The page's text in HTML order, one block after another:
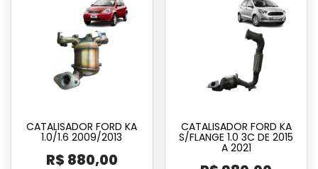
CATALISADOR FORD KA
1.0/1.6 2009/2013
R$ 880,00
CATALISADOR FORD KA
S/FLANGE 1.0 3C DE 2015
A 2021